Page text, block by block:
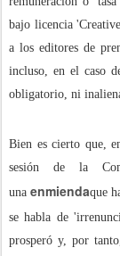
bajo licencia
a los editores de
incluso, en el caso
obligatorio, ni
Bien es cierto que,
sesión de la
unaenmiendaque
se habla de
prosperó y, por